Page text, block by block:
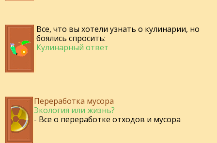
Все, что вы хотели узнать о кулинарии, но
боялись спросить:
Кулинарный ответ
Переработка мусора
Экология или жизнь?
- Все о переработке отходов и мусора